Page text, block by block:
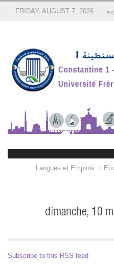
FRIDAY, AUGUST 7, 2026
Langues et Emplois
dimanche, 10
Subscribe to this RSS feed